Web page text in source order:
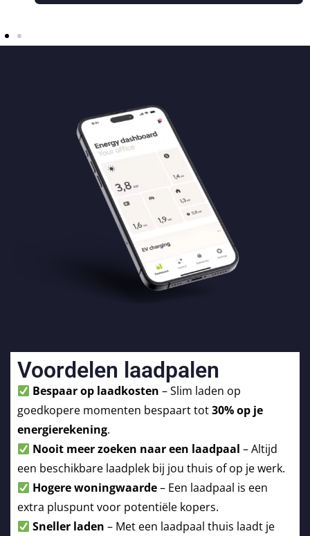
Voordelen laadpalen
Bespaar op laadkosten – Slim laden op
goedkopere momenten bespaart tot30% op je
energierekening.
Nooit meer zoeken naar een laadpaal – Altijd
een beschikbare laadplek bij jou thuis of op je werk.
Hogere woningwaarde– Een laadpaal is een
extra pluspunt voor potentiële kopers.
Sneller laden – Met een laadpaal thuis laadt je